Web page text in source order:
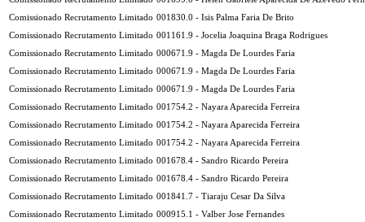
Comissionado Recrutamento Limitado 001830.0 - Isis Palma Faria De Brito
Comissionado Recrutamento Limitado 001161.9 - Jocelia Joaquina Braga Rodrigues
Comissionado Recrutamento Limitado 000671.9 - Magda De Lourdes Faria
Comissionado Recrutamento Limitado 000671.9 - Magda De Lourdes Faria
Comissionado Recrutamento Limitado 000671.9 - Magda De Lourdes Faria
Comissionado Recrutamento Limitado 001754.2 - Nayara Aparecida Ferreira
Comissionado Recrutamento Limitado 001754.2 - Nayara Aparecida Ferreira
Comissionado Recrutamento Limitado 001754.2 - Nayara Aparecida Ferreira
Comissionado Recrutamento Limitado 001678.4 - Sandro Ricardo Pereira
Comissionado Recrutamento Limitado 001678.4 - Sandro Ricardo Pereira
Comissionado Recrutamento Limitado 001841.7 - Tiaraju Cesar Da Silva
Comissionado Recrutamento Limitado 000915.1 - Valber Jose Fernandes